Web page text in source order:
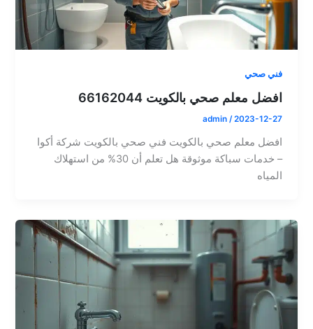
فني صحي
افضل معلم صحي بالكويت 66162044
admin /2023-12-27
افضل معلم صحي بالكويت فني صحي بالكويت شركة أكوا
– خدمات سباكة موثوقة هل تعلم أن 30% من استهلاك
المياه